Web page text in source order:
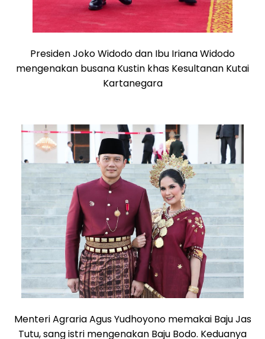
Presiden Joko Widodo dan Ibu Iriana Widodo
mengenakan busana Kustin khas Kesultanan Kutai
Kartanegara
Menteri Agraria Agus Yudhoyono memakai Baju Jas
Tutu, sang istri mengenakan Baju Bodo. Keduanya